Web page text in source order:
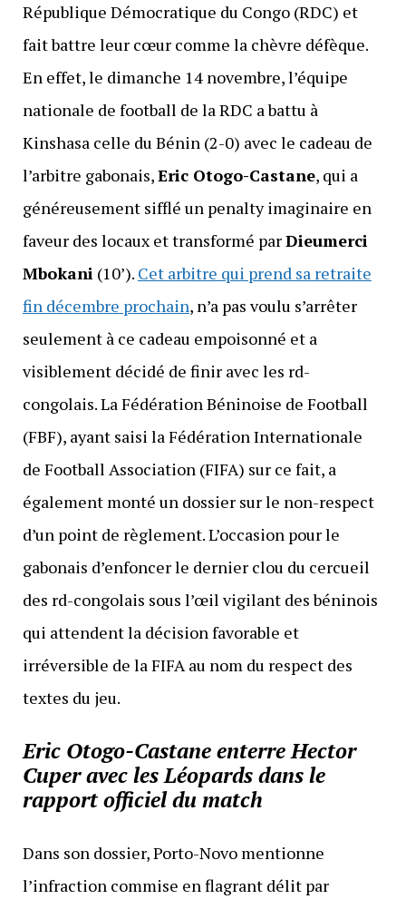
République Démocratique du Congo (RDC) et
fait battre leur cœur comme la chèvre défèque.
En effet, le dimanche 14 novembre, l’équipe
nationale de football de la RDC a battu à
Kinshasa celle du Bénin (2-0) avec le cadeau de
l’arbitre gabonais,Eric Otogo-Castane, qui a
généreusement sifflé un penalty imaginaire en
faveur des locaux et transformé parDieumerci
Mbokani(10’). Cet arbitre qui prend sa retraite
fin décembre prochain, n’a pas voulu s’arrêter
seulement à ce cadeau empoisonné et a
visiblement décidé de finir avec les rd-
congolais. La Fédération Béninoise de Football
(FBF), ayant saisi la Fédération Internationale
de Football Association (FIFA) sur ce fait, a
également monté un dossier sur le non-respect
d’un point de règlement. L’occasion pour le
gabonais d’enfoncer le dernier clou du cercueil
des rd-congolais sous l’œil vigilant des béninois
qui attendent la décision favorable et
irréversible de la FIFA au nom du respect des
textes du jeu.
Eric Otogo-Castaneenterre Hector
Cuper avec les Léopards dans le
rapport officiel du match
Dans son dossier, Porto-Novo mentionne
l’infraction commise en flagrant délit par